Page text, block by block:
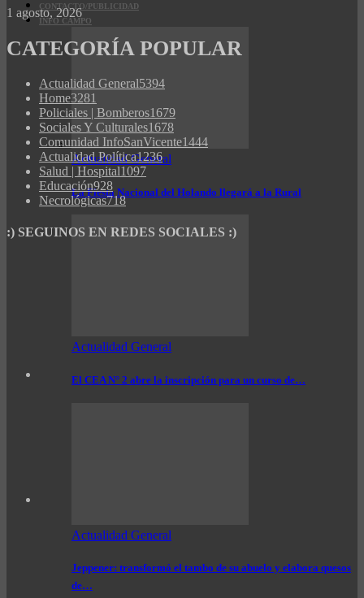
CONTACTO/PUBLICIDAD
INFO CAMPO
Actualidad General
La Fiesta Nacional del Holando llegará a la Rural
Actualidad General
El CEA N° 2 abre la inscripción para un curso de…
Actualidad General
Jeppener: transformó el tambo de su abuelo y elabora quesos
de…
1 agosto, 2026
CATEGORÍA POPULAR
Actualidad General5394
Home3281
Policiales | Bomberos1679
Sociales Y Culturales1678
Comunidad InfoSanVicente1444
Actualidad Política1236
Salud | Hospital1097
Educación928
Necrológicas718
:) SEGUINOS EN REDES SOCIALES :)